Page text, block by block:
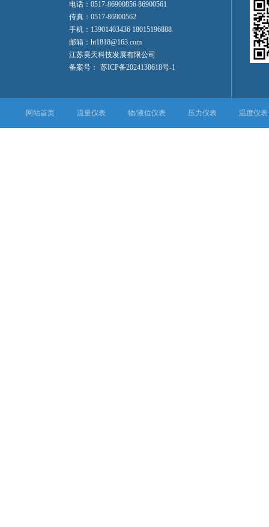
电话：0517-86900856 86900561
传真：0517-86900562
手机：13901403436 18015196888
邮箱：ht1818@163.com
江苏昊天科技发展有限公司
备案号：
苏ICP备2024138618号-1
网站首页 流量仪表 物/液位仪表 压力仪表 温度仪表